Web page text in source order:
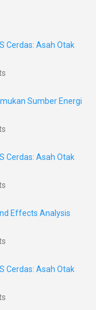
Cerdas: Asah Otak
Sumber Energi
Cerdas: Asah Otak
Effects Analysis
Cerdas: Asah Otak